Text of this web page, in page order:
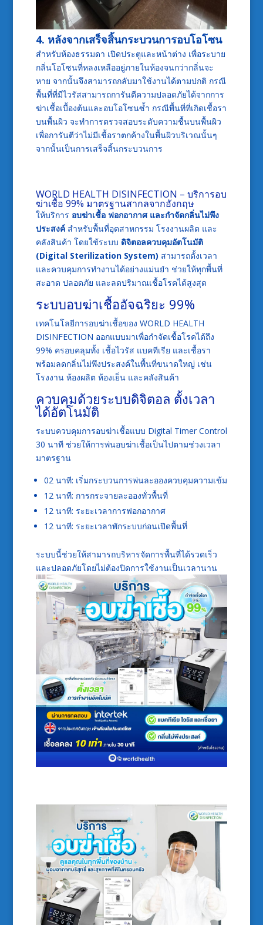
4. หลังจากเสร็จสิ้นกระบวนการอบโอโซน
สำหรับห้องธรรมดา เปิดประตูและหน้าต่าง เพื่อระบาย
กลิ่นโอโซนที่หลงเหลืออยู่ภายในห้องจนกว่ากลิ่นจะ
หาย จากนั้นจึงสามารถกลับมาใช้งานได้ตามปกติ กรณี
พื้นที่ที่มีไวรัสสามารถการันตีความปลอดภัยได้จากการ
ฆ่าเชื้อเบื้องต้นและอบโอโซนซ้ำ กรณีพื้นที่ที่เกิดเชื้อรา
บนพื้นผิว จะทำการตรวจสอบระดับความชื้นบนพื้นผิว
เพื่อการันตีว่าไม่มีเชื้อราตกค้างในพื้นผิวบริเวณนั้นๆ
จากนั้นเป็นการเสร็จสิ้นกระบวนการ
WORLD HEALTH DISINFECTION – บริการอบ
ฆ่าเชื้อ 99% มาตรฐานสากลจากอังกฤษ
ให้บริการ อบฆ่าเชื้อ ฟอกอากาศ และกำจัดกลิ่นไม่พึง
ประสงค์สำหรับพื้นที่อุตสาหกรรม โรงงานผลิต และ
คลังสินค้า โดยใช้ระบบ ดิจิตอลควบคุมอัตโนมัติ
(Digital Sterilization System) สามารถตั้งเวลา
และควบคุมการทำงานได้อย่างแม่นยำ ช่วยให้ทุกพื้นที่
สะอาด ปลอดภัย และลดปริมาณเชื้อโรคได้สูงสุด
ระบบอบฆ่าเชื้ออัจฉริยะ 99%
เทคโนโลยีการอบฆ่าเชื้อของ WORLD HEALTH
DISINFECTION ออกแบบมาเพื่อกำจัดเชื้อโรคได้ถึง
99% ครอบคลุมทั้ง เชื้อไวรัส แบคทีเรีย และเชื้อรา
พร้อมลดกลิ่นไม่พึงประสงค์ในพื้นที่ขนาดใหญ่ เช่น
โรงงาน ห้องผลิต ห้องเย็น และคลังสินค้า
ควบคุมด้วยระบบดิจิตอล ตั้งเวลา
ได้อัตโนมัติ
ระบบควบคุมการอบฆ่าเชื้อแบบ Digital Timer Control
30 นาที ช่วยให้การพ่นอบฆ่าเชื้อเป็นไปตามช่วงเวลา
มาตรฐาน
02 นาที: เริ่มกระบวนการพ่นละอองควบคุมความเข้ม
12 นาที: การกระจายละอองทั่วพื้นที่
12 นาที: ระยะเวลาการฟอกอากาศ
12 นาที: ระยะเวลาพักระบบก่อนเปิดพื้นที่
ระบบนี้ช่วยให้สามารถบริหารจัดการพื้นที่ได้รวดเร็ว
และปลอดภัยโดยไม่ต้องปิดการใช้งานเป็นเวลานาน